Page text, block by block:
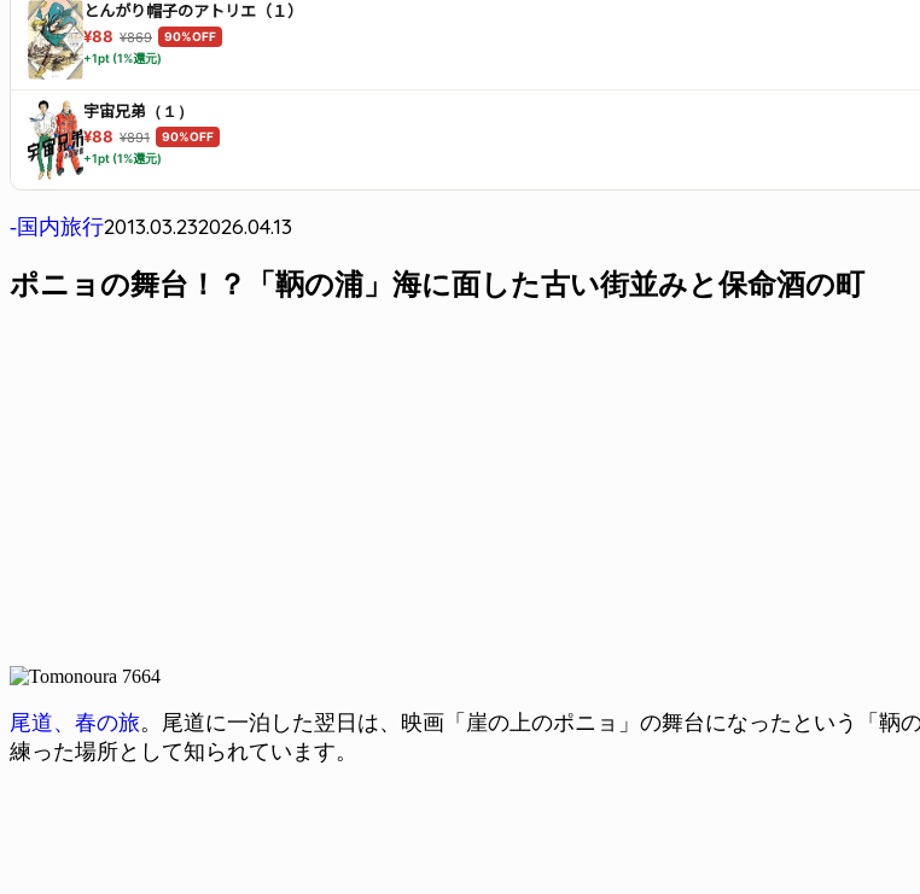
とんがり帽子のアトリエ（１）
¥88 ¥869
90%OFF
+1pt (1%還元)
宇宙兄弟（１）
¥88 ¥891
90%OFF
+1pt (1%還元)
-国内旅行2013.03.232026.04.13
ポニョの舞台！？「鞆の浦」海に面した古い街並みと保命酒の町
尾道、春の旅。尾道に一泊した翌日は、映画「崖の上のポニョ」の舞台になったという「
練った場所として知られています。